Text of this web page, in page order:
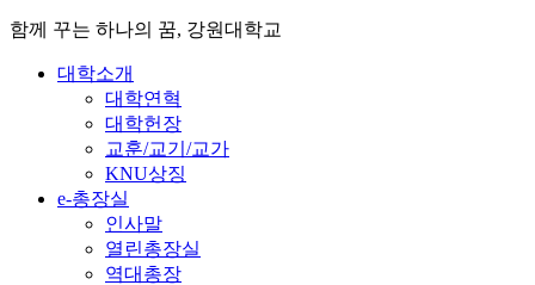
함께 꾸는 하나의 꿈, 강원대학교
대학소개
대학연혁
대학헌장
교훈/교기/교가
KNU상징
e-총장실
인사말
열린총장실
역대총장